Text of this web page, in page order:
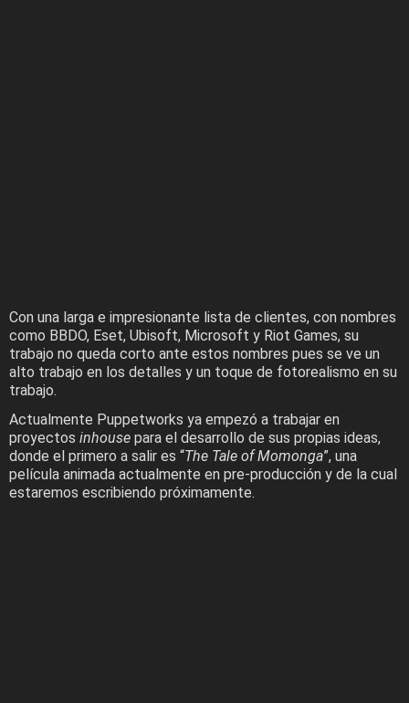
Con una larga e impresionante lista de clientes, con nombres
como BBDO, Eset, Ubisoft, Microsoft y Riot Games, su
trabajo no queda corto ante estos nombres pues se ve un
alto trabajo en los detalles y un toque de fotorealismo en su
trabajo.
Actualmente Puppetworks ya empezó a trabajar en
proyectos inhouse para el desarrollo de sus propias ideas,
donde el primero a salir es “The Tale of Momonga”, una
película animada actualmente en pre-producción y de la cual
estaremos escribiendo próximamente.